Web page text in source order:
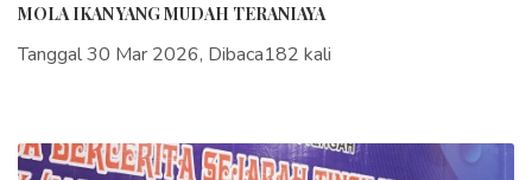
MOLA IKAN YANG MUDAH TERANIAYA
Tanggal 30 Mar 2026, Dibaca182 kali